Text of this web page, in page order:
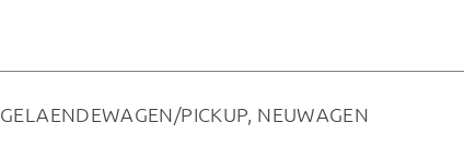
GELAENDEWAGEN/PICKUP, NEUWAGEN